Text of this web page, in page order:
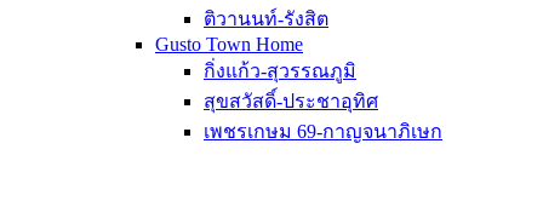
ติวานนท์-รังสิต
Gusto Town Home
กิ่งแก้ว-สุวรรณภูมิ
สุขสวัสดิ์-ประชาอุทิศ
เพชรเกษม 69-กาญจนาภิเษก